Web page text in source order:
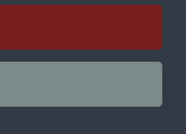
DA VIDA